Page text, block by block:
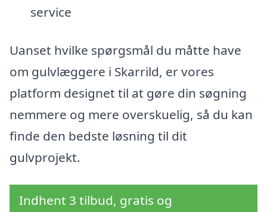
service
Uanset hvilke spørgsmål du måtte have
om gulvlæggere i Skarrild, er vores
platform designet til at gøre din søgning
nemmere og mere overskuelig, så du kan
finde den bedste løsning til dit
gulvprojekt.
Indhent 3 tilbud, gratis og